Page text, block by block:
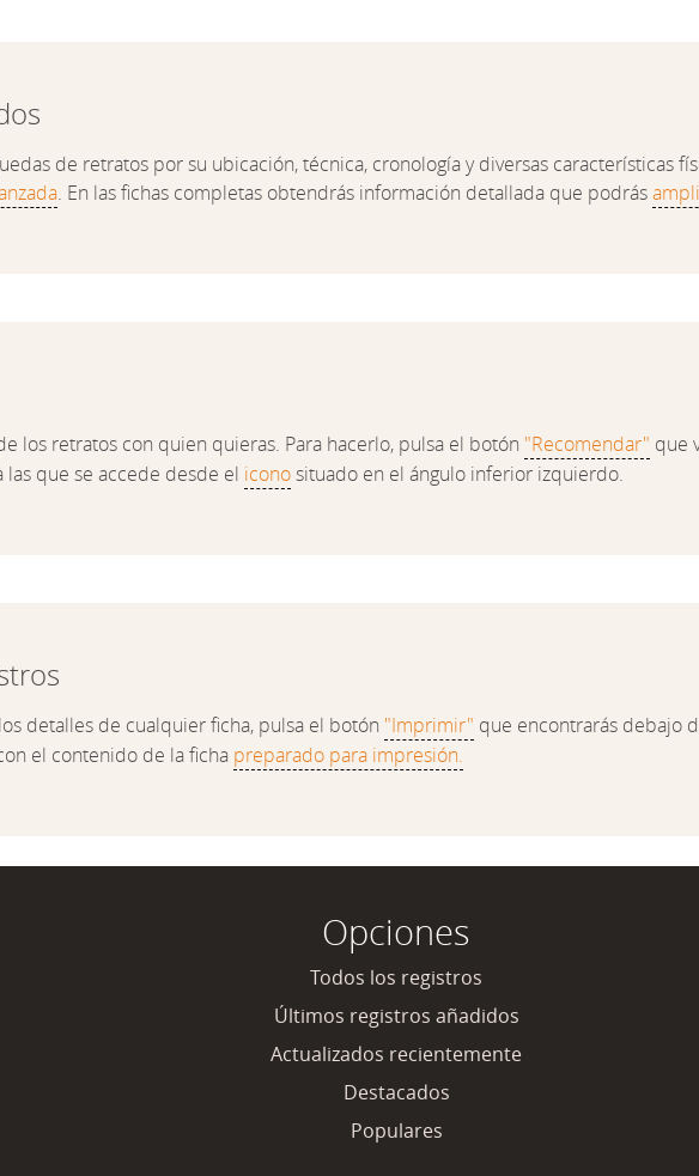
de retratos por su ubicación, técnica, cronología y diversas características
. En las fichas completas obtendrás información detallada que podrás
los retratos con quien quieras. Para hacerlo, pulsa el botón "Recomendar" que
las que se accede desde el iconosituado en el ángulo inferior izquierdo.
detalles de cualquier ficha, pulsa el botón "Imprimir" que encontrarás debajo
el contenido de la ficha preparado para impresión.
Opciones
Todos los registros
Últimos registros añadidos
Actualizados recientemente
Destacados
Populares